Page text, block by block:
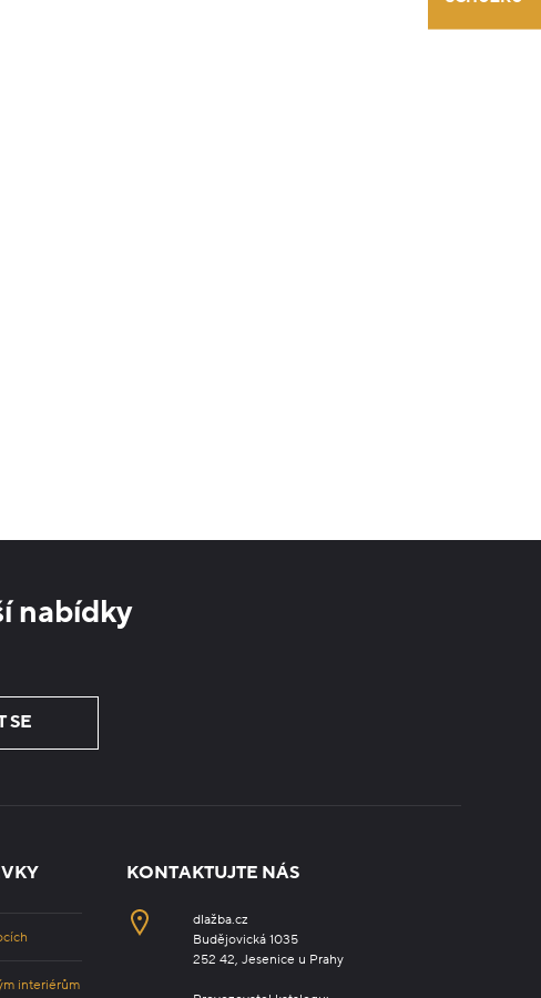
nabídky
SE
interiérům
KONTAKTUJTE NÁS
dlažba.cz
Budějovická 1035
252 42, Jesenice u Prahy